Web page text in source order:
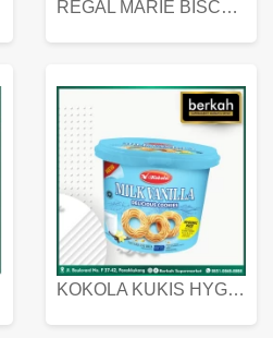
REGAL MARIE BISCUIT KALENG 550 GRAM
KOKOLA KUKIS HYGIENIC MILK VANILLA PACK 320 GR